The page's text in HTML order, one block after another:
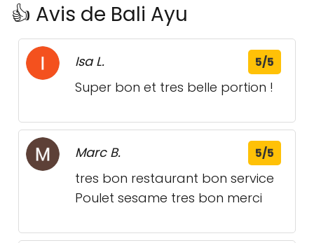
👍 Avis de Bali Ayu
Isa L. 5/5
Super bon et tres belle portion !
Marc B. 5/5
tres bon restaurant bon service
Poulet sesame tres bon merci